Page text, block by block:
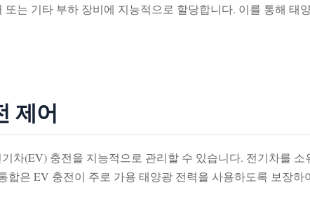
는 기타 부하 장비에 지능적으로 할당합니다. 이를 통해 태
제어
기차(EV) 충전을 지능적으로 관리할 수 있습니다. 전기차를
은 EV 충전이 주로 가용 태양광 전력을 사용하도록 보장하